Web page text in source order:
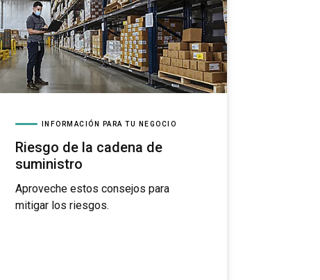
INFORMACIÓN PARA TU NEGOCIO
Riesgo de la cadena de
suministro
Aproveche estos consejos para
mitigar los riesgos.